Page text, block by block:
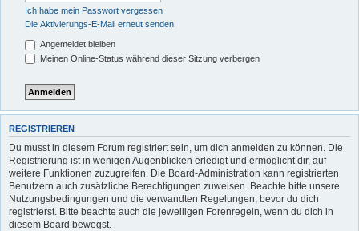
Ich habe mein Passwort vergessen
Die Aktivierungs-E-Mail erneut senden
Angemeldet bleiben
Meinen Online-Status während dieser Sitzung verbergen
REGISTRIEREN
Du musst in diesem Forum registriert sein, um dich anmelden zu können. Die
Registrierung ist in wenigen Augenblicken erledigt und ermöglicht dir, auf
weitere Funktionen zuzugreifen. Die Board-Administration kann registrierten
Benutzern auch zusätzliche Berechtigungen zuweisen. Beachte bitte unsere
Nutzungsbedingungen und die verwandten Regelungen, bevor du dich
registrierst. Bitte beachte auch die jeweiligen Forenregeln, wenn du dich in
diesem Board bewegst.